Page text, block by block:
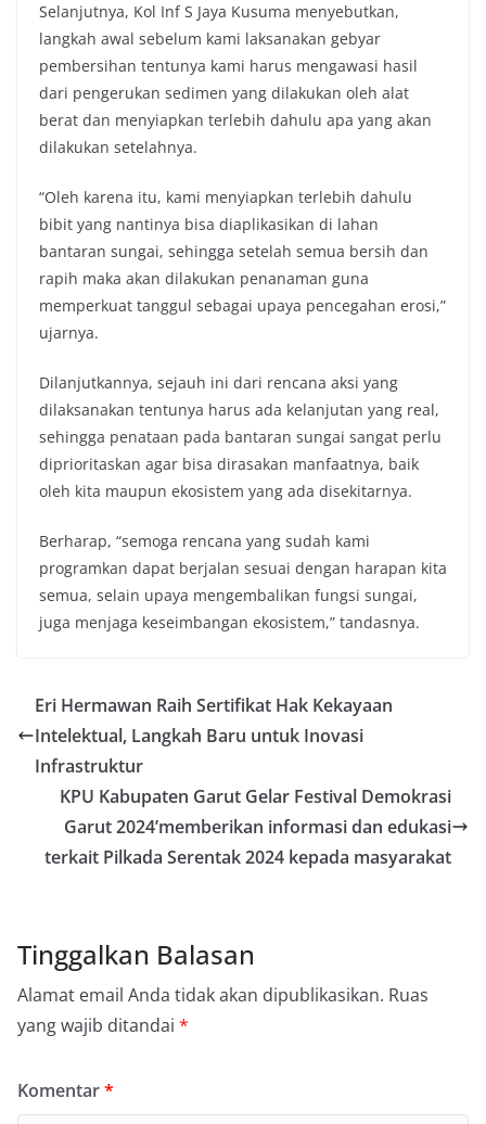
Selanjutnya, Kol Inf S Jaya Kusuma menyebutkan,
langkah awal sebelum kami laksanakan gebyar
pembersihan tentunya kami harus mengawasi hasil
dari pengerukan sedimen yang dilakukan oleh alat
berat dan menyiapkan terlebih dahulu apa yang akan
dilakukan setelahnya.
“Oleh karena itu, kami menyiapkan terlebih dahulu
bibit yang nantinya bisa diaplikasikan di lahan
bantaran sungai, sehingga setelah semua bersih dan
rapih maka akan dilakukan penanaman guna
memperkuat tanggul sebagai upaya pencegahan erosi,”
ujarnya.
Dilanjutkannya, sejauh ini dari rencana aksi yang
dilaksanakan tentunya harus ada kelanjutan yang real,
sehingga penataan pada bantaran sungai sangat perlu
diprioritaskan agar bisa dirasakan manfaatnya, baik
oleh kita maupun ekosistem yang ada disekitarnya.
Berharap, “semoga rencana yang sudah kami
programkan dapat berjalan sesuai dengan harapan kita
semua, selain upaya mengembalikan fungsi sungai,
juga menjaga keseimbangan ekosistem,” tandasnya.
Eri Hermawan Raih Sertifikat Hak Kekayaan
Intelektual, Langkah Baru untuk Inovasi
Infrastruktur
KPU Kabupaten Garut Gelar Festival Demokrasi
Garut 2024’memberikan informasi dan edukasi
terkait Pilkada Serentak 2024 kepada masyarakat
Tinggalkan Balasan
Alamat email Anda tidak akan dipublikasikan. Ruas
yang wajib ditandai *
Komentar*